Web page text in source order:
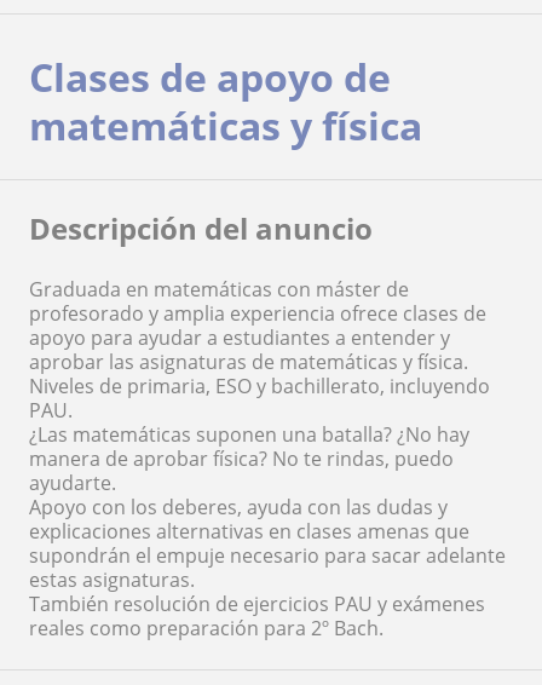
Clases de apoyo de
matemáticas y física
Descripción del anuncio
Graduada en matemáticas con máster de
profesorado y amplia experiencia ofrece clases de
apoyo para ayudar a estudiantes a entender y
aprobar las asignaturas de matemáticas y física.
Niveles de primaria, ESO y bachillerato, incluyendo
PAU.
¿Las matemáticas suponen una batalla? ¿No hay
manera de aprobar física? No te rindas, puedo
ayudarte.
Apoyo con los deberes, ayuda con las dudas y
explicaciones alternativas en clases amenas que
supondrán el empuje necesario para sacar adelante
estas asignaturas.
También resolución de ejercicios PAU y exámenes
reales como preparación para 2º Bach.